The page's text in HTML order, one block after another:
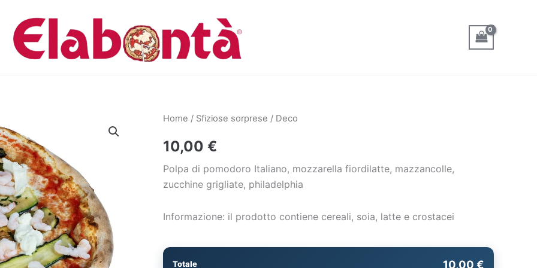
Home / Sfiziose sorprese / Deco
10,00 €
Polpa di pomodoro Italiano, mozzarella fiordilatte, mazzancolle,
zucchine grigliate, philadelphia
Informazione: il prodotto contiene cereali, soia, latte e crostacei
Totale 10,00 €